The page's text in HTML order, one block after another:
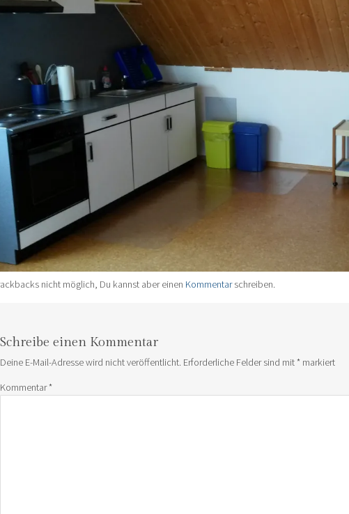
nicht möglich, Du kannst aber einen Kommentarschreiben.
Schreibe einen Kommentar
Deine E-Mail-Adresse wird nicht veröffentlicht. Erforderliche Felder sind mit* markiert
Kommentar*